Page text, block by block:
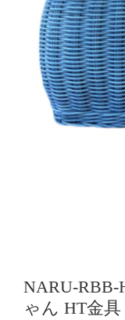
NARU-RBB-
ゃん HT金具